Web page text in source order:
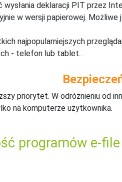
deklaracji PIT przez
w wersji papierowej.
najpopularniejszych
- telefon lub tablet..
priorytet. W odróżnieniu od
na komputerze użytkownika.
programów e-